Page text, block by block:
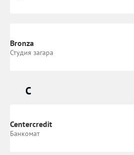
Bronza
Студия загара
C
Centercredit
Банкомат